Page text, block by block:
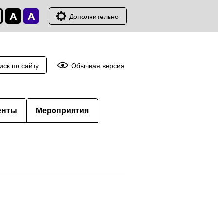
Дополнительно
по сайту Обычная версия
Мероприятия